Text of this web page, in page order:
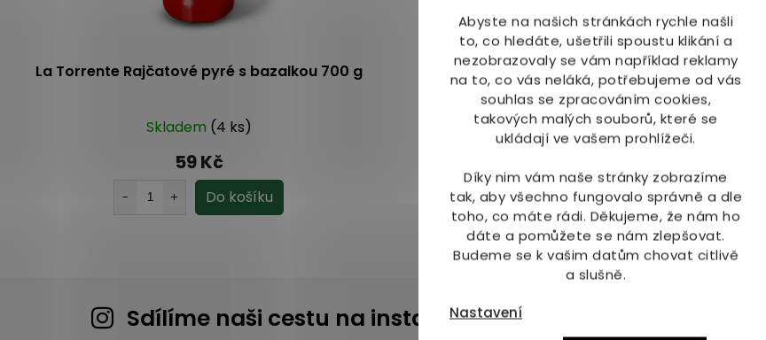
Abyste na našich stránkách rychle našli
to, co hledáte, ušetřili spoustu klikání a
nezobrazovaly se vám například reklamy
na to, co vás neláká, potřebujeme od vás
souhlas se zpracováním cookies,
takových malých souborů, které se
ukládají ve vašem prohlížeči.
Díky nim vám naše stránky zobrazíme
tak, aby všechno fungovalo správně a dle
toho, co máte rádi. Děkujeme, že nám ho
dáte a pomůžete se nám zlepšovat.
Budeme se k vašim datům chovat citlivě
a slušně.
Nastavení
La Torrente Rajčatové pyré s bazalkou 700 g
Skladem (4 ks)
59 Kč
Sdílíme naši cestu na instagramu